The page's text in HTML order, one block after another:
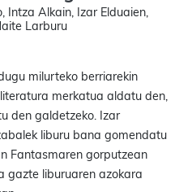
Intza Alkain, Izar Elduaien,
Larburu
milurteko berriarekin
merkatua aldatu den,
den galdetzeko. Izar
liburu bana gomendatu
Fantasmaren gorputzean
gazte liburuaren azokara